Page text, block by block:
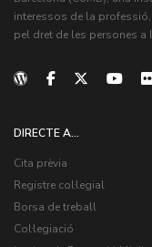
interessos de la
pel dret de les persones
DIRECTE A...
Cita prèvia
Registre col·legial
Borsa de treball
Col·legiació